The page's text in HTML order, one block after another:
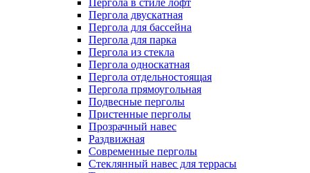
Пергола в стиле лофт
Пергола двускатная
Пергола для бассейна
Пергола для парка
Пергола из стекла
Пергола односкатная
Пергола отдельностоящая
Пергола прямоугольная
Подвесные перголы
Пристенные перголы
Прозрачный навес
Раздвижная
Современные перголы
Стеклянный навес для террасы